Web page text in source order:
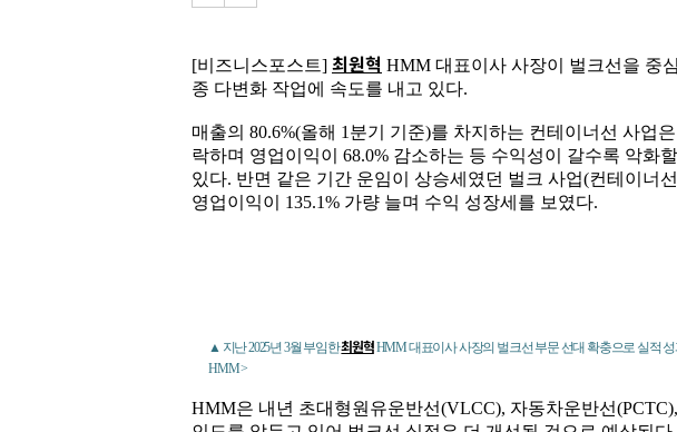
[비즈니스포스트] 최원혁 HMM 대표이사 사장이 벌크선을 중
종 다변화 작업에 속도를 내고 있다.
매출의 80.6%(올해 1분기 기준)를 차지하는 컨테이너선 사업
락하며 영업이익이 68.0% 감소하는 등 수익성이 갈수록 악화
있다. 반면 같은 기간 운임이 상승세였던 벌크 사업(컨테이너
영업이익이 135.1% 가량 늘며 수익 성장세를 보였다.
▲ 지난 2025년 3월 부임한최원혁HMM 대표이사 사장의 벌크선 부문 선대 확충으로 실적
HMM >
HMM은 내년 초대형원유운반선(VLCC), 자동차운반선